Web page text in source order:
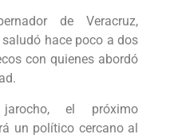
de Veracruz,
hace poco a dos
con quienes abordó
el próximo
un político cercano al